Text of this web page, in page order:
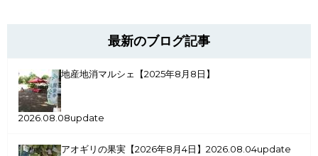
最新のブログ記事
地産地消マルシェ【2025年8月8日】
2026.08.08update
アオギリの果実【2026年8月4日】 2026.08.04update